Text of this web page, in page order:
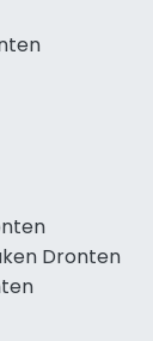
Dronten